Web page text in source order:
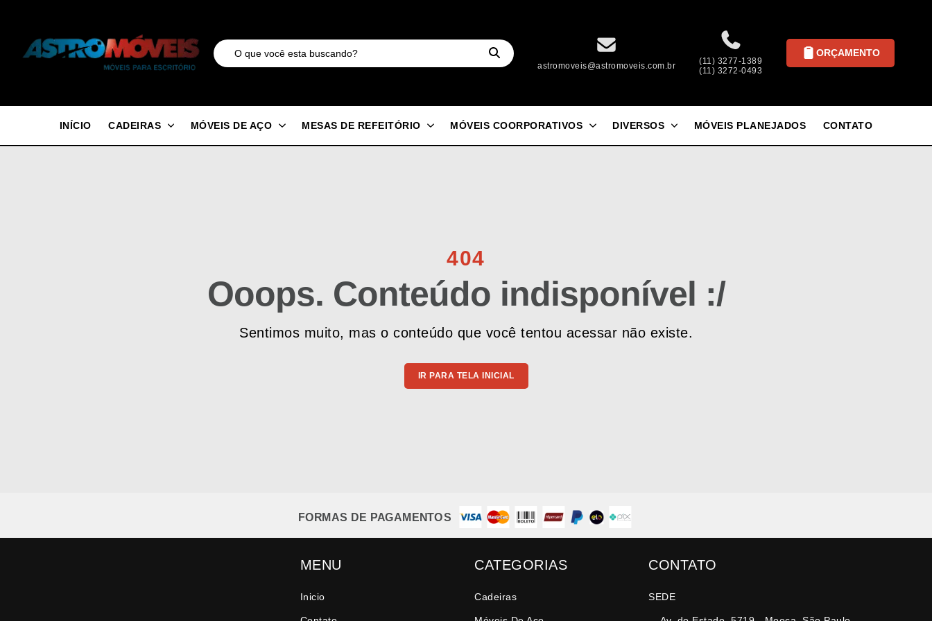
astromoveis@astromoveis.com.br
(11) 3277-1389
(11) 3272-0493
ORÇAMENTO
INÍCIO CADEIRAS MÓVEIS DE AÇO MESAS DE REFEITÓRIO MÓVEIS COORPORATIVOS DIVERSOS MÓVEIS PLANEJADOS CONTATO
404
Ooops. Conteúdo indisponível :/
Sentimos muito, mas o conteúdo que você tentou acessar não existe.
IR PARA TELA INICIAL
FORMAS DE PAGAMENTOS
MENU
Inicio
CATEGORIAS
Cadeiras
CONTATO
SEDE